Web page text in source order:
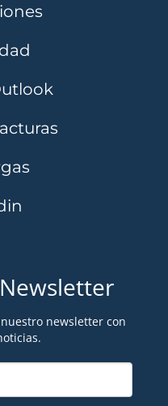
newsletter con